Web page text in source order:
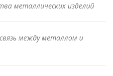
металлических изделий
между металлом и